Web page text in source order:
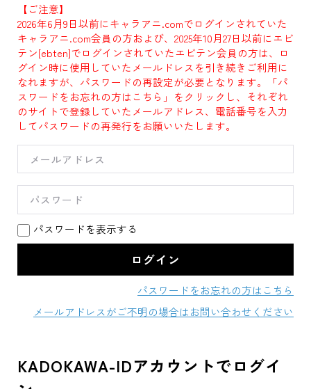
【ご注意】
2026年6月9日以前にキャラアニ.comでログインされていた
キャラアニ.com会員の方および、2025年10月27日以前にエビ
テン[ebten]でログインされていたエビテン会員の方は、ロ
グイン時に使用していたメールドレスを引き続きご利用に
なれますが、パスワードの再設定が必要となります。「パ
スワードをお忘れの方はこちら」をクリックし、それぞれ
のサイトで登録していたメールアドレス、電話番号を入力
してパスワードの再発行をお願いいたします。
パスワードを表示する
パスワードをお忘れの方はこちら
メールアドレスがご不明の場合はお問い合わせください
KADOKAWA-IDアカウントでログイ